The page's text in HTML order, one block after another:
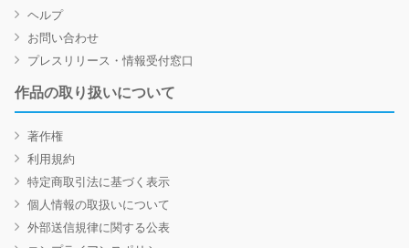
ヘルプ
お問い合わせ
プレスリリース・情報受付窓口
作品の取り扱いについて
著作権
利用規約
特定商取引法に基づく表示
個人情報の取扱いについて
外部送信規律に関する公表